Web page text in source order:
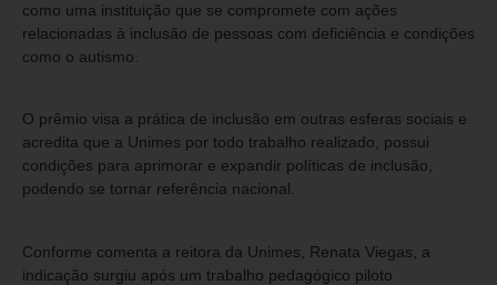
como uma instituição que se compromete com ações
relacionadas à inclusão de pessoas com deficiência e condições
como o autismo.
O prêmio visa a prática de inclusão em outras esferas sociais e
acredita que a Unimes por todo trabalho realizado, possui
condições para aprimorar e expandir políticas de inclusão,
podendo se tornar referência nacional.
Conforme comenta a reitora da Unimes, Renata Viegas, a
indicação surgiu após um trabalho pedagógico piloto